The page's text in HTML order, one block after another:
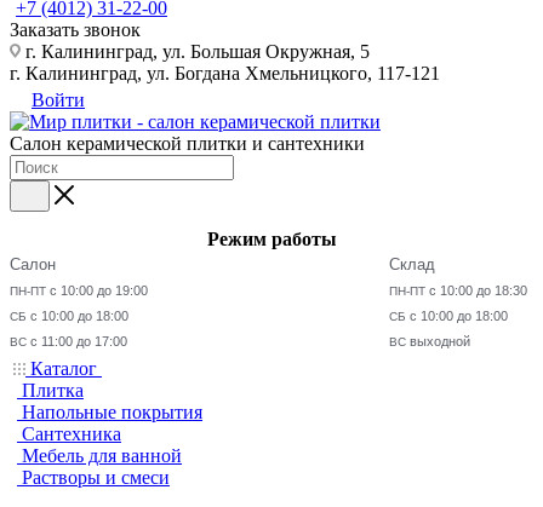
+7 (4012) 31-22-00
Заказать звонок
г. Калининград, ул. Большая Окружная, 5
г. Калининград, ул. Богдана Хмельницкого, 117-121
Войти
Салон керамической плитки и сантехники
Режим работы
Салон
ПН-ПТ с 10:00 до 19:00
СБ с 10:00 до 18:00
ВС с 11:00 до 17:00
Склад
ПН-ПТ с 10:00 до 18:30
СБ с 10:00 до 18:00
ВС выходной
Каталог
Плитка
Напольные покрытия
Сантехника
Мебель для ванной
Растворы и смеси